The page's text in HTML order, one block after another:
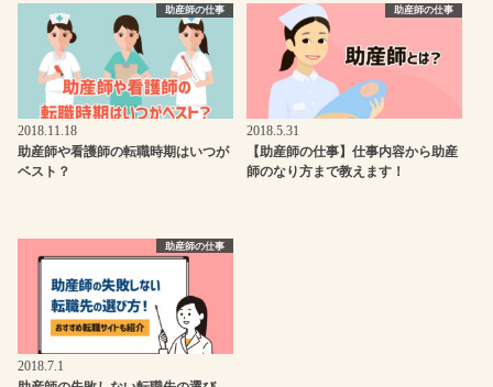
助産師の仕事
2018.11.18
助産師や看護師の転職時期はいつが
ベスト？
助産師の仕事
2018.5.31
【助産師の仕事】仕事内容から助産
師のなり方まで教えます！
助産師の仕事
2018.7.1